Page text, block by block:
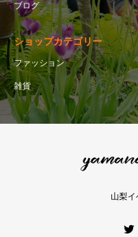
ブログ
ショップカテゴリー
ファッション
雑貨
山梨